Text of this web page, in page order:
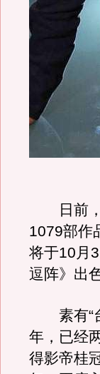
日前，
1079部作
将于10月
逗阵》出
素有“台
年，已经
得影帝桂